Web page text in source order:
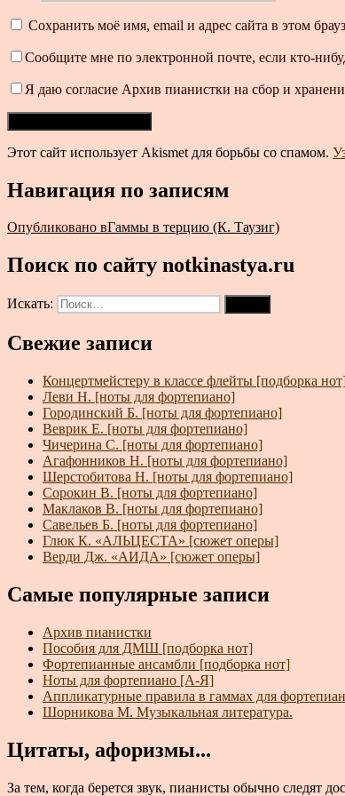
Сохранить моё имя, email и адрес сайта в этом
Сообщите мне по электронной почте, если кто-
Я даю согласие Архив пианистки на сбор и
Этот сайт использует Akismet для борьбы со спамом.
Навигация по записям
Опубликовано вГаммы в терцию (К. Таузиг)
Поиск по сайту notkinastya.ru
Искать:
Свежие записи
Концертмейстеру в классе флейты [подборка
Леви Н. [ноты для фортепиано]
Городинский Б. [ноты для фортепиано]
Веврик Е. [ноты для фортепиано]
Чичерина С. [ноты для фортепиано]
Агафонников Н. [ноты для фортепиано]
Шерстобитова Н. [ноты для фортепиано]
Сорокин В. [ноты для фортепиано]
Маклаков В. [ноты для фортепиано]
Савельев Б. [ноты для фортепиано]
Глюк К. «АЛЬЦЕСТА» [сюжет оперы]
Верди Дж. «АИДА» [сюжет оперы]
Самые популярные записи
Архив пианистки
Пособия для ДМШ [подборка нот]
Фортепианные ансамбли [подборка нот]
Ноты для фортепиано [А-Я]
Аппликатурные правила в гаммах для
Шорникова М. Музыкальная литература.
Цитаты, афоризмы...
За тем, когда берется звук, пианисты обычно следят